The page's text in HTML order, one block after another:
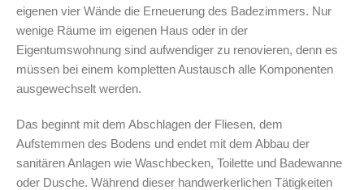
eigenen vier Wände die Erneuerung des Badezimmers. Nur
wenige Räume im eigenen Haus oder in der
Eigentumswohnung sind aufwendiger zu renovieren, denn es
müssen bei einem kompletten Austausch alle Komponenten
ausgewechselt werden.
Das beginnt mit dem Abschlagen der Fliesen, dem
Aufstemmen des Bodens und endet mit dem Abbau der
sanitären Anlagen wie Waschbecken, Toilette und Badewanne
oder Dusche. Während dieser handwerkerlichen Tätigkeiten